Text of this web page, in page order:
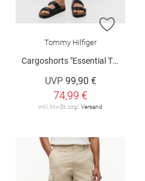
ZUR
Tommy Hilfiger
Cargoshorts "Essential Twill"
UVP 99,90 €
74,99 €
inkl. MwSt. zzgl. Versand